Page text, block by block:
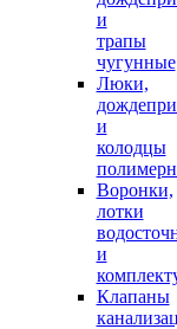
и
трапы
чугунные
Люки,
и
колодцы
Воронки,
лотки
и
Клапаны